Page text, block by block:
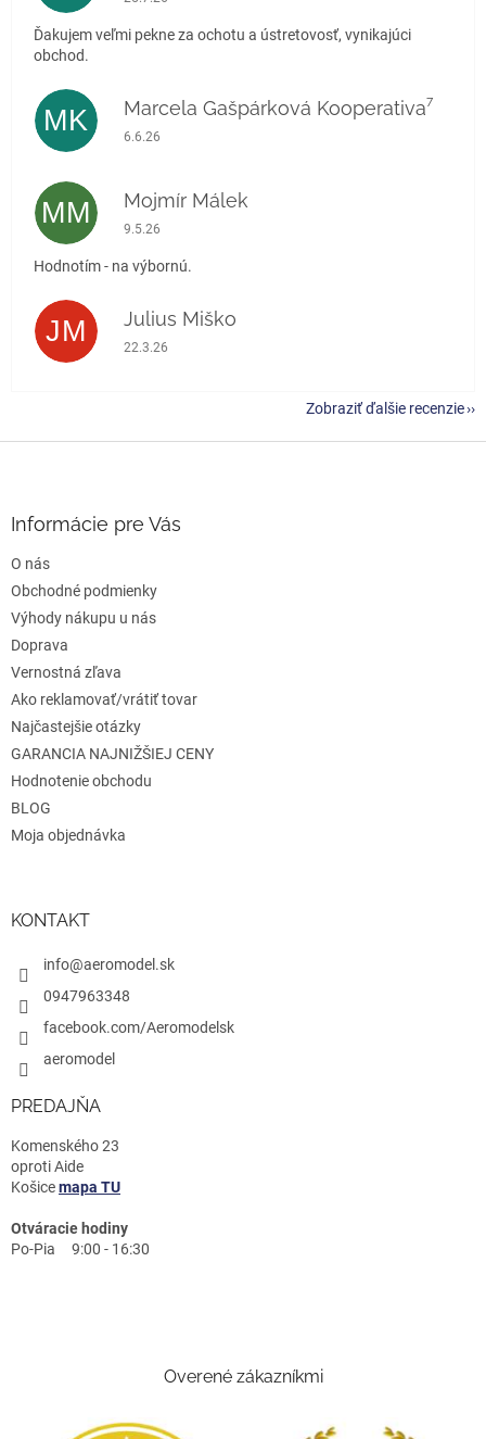
Ďakujem veľmi pekne za ochotu a ústretovosť, vynikajúci
obchod.
MK Marcela Gašpárková Kooperativa⁷
Hodnotenie obchodu je 5 z 5 hviezdičiek.
6.6.26
MM Mojmír Málek
Hodnotenie obchodu je 5 z 5 hviezdičiek.
9.5.26
Hodnotím - na výbornú.
JM Julius Miško
Hodnotenie obchodu je 5 z 5 hviezdičiek.
22.3.26
Zobraziť ďalšie recenzie
e
Informácie pre Vás
O nás
Obchodné podmienky
Výhody nákupu u nás
Doprava
Vernostná zľava
Ako reklamovať/vrátiť tovar
Najčastejšie otázky
GARANCIA NAJNIŽŠIEJ CENY
Hodnotenie obchodu
BLOG
Moja objednávka
KONTAKT
info@aeromodel.sk
0947963348
facebook.com/Aeromodelsk
aeromodel
PREDAJŇA
Komenského 23
oproti Aide
Košicemapa TU
Otváracie hodiny
Po-Pia 9:00 - 16:30
Overené zákazníkmi